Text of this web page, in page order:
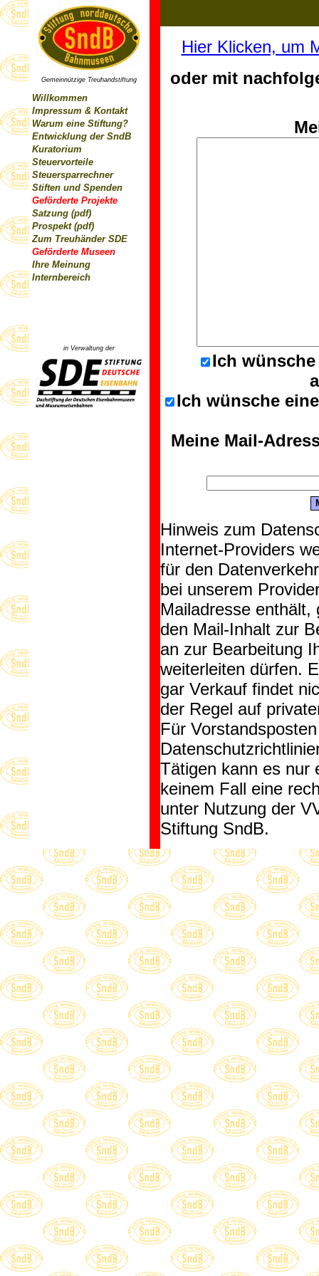
Gemeinnützige Treuhandstiftung
Willkommen
Impressum & Kontakt
Warum eine Stiftung?
Entwicklung der SndB
Kuratorium
Steuervorteile
Steuersparrechner
Stiften und Spenden
Geförderte Projekte
Satzung (pdf)
Prospekt (pdf)
Zum Treuhänder SDE
Geförderte Museen
Ihre Meinung
Internbereich
in Verwaltung der
Hier Klicken, um
oder mit
Ich
Ich wünsche
Meine Mail-
Hinweis zum
Internet-Providers
für den
bei unserem
Mailadresse
den Mail-Inhalt zur
an zur Bearbeitung
weiterleiten dürfen.
gar Verkauf findet
der Regel auf
Für
Tätigen kann es nur
keinem Fall eine
unter Nutzung der
Stiftung SndB.